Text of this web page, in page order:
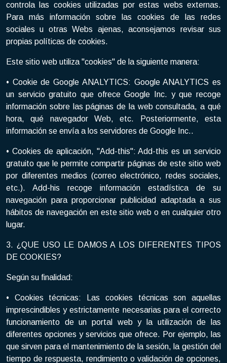
controla las cookies utilizadas por estas webs externas.
Para más información sobre las cookies de las redes
sociales u otras Webs ajenas, aconsejamos revisar sus
propias políticas de cookies.
Este sitio web utiliza "cookies" de la siguiente manera:
• Cookie de Google ANALYTICS: Google ANALYTICS es
un servicio gratuito que ofrece Google Inc. y que recoge
información sobre las páginas de la web consultada, a qué
hora, qué navegador Web, etc. Posteriormente, esta
información se envía a los servidores de Google Inc..
• Cookies de aplicación, "Add-this": Add-this es un servicio
gratuito que le permite compartir páginas de este sitio web
por diferentes medios (correo electrónico, redes sociales,
etc.). Add-his recoge información estadística de su
navegación para proporcionar publicidad adaptada a sus
hábitos de navegación en este sitio web o en cualquier otro
lugar.
3. ¿QUE USO LE DAMOS A LOS DIFERENTES TIPOS
DE COOKIES?
Según su finalidad:
• Cookies técnicas: Las cookies técnicas son aquellas
imprescindibles y estrictamente necesarias para el correcto
funcionamiento de un portal web y la utilización de las
diferentes opciones y servicios que ofrece. Por ejemplo, las
que sirven para el mantenimiento de la sesión, la gestión del
tiempo de respuesta, rendimiento o validación de opciones,